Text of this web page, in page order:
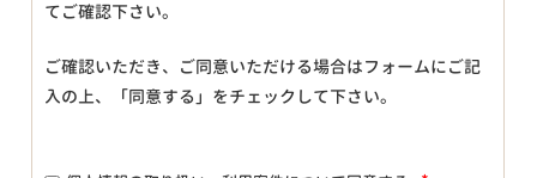
てご確認下さい。
ご確認いただき、ご同意いただける場合はフォームにご記
入の上、「同意する」をチェックして下さい。